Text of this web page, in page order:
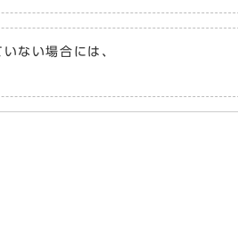
ない場合には、